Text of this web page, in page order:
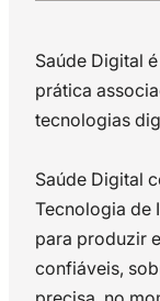
Saúde Digital
prática
tecnologias
Saúde Digital
Tecnologia de
para produzir
confiáveis,